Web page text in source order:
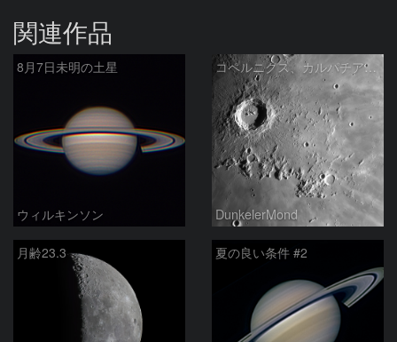
関連作品
8月7日未明の土星
ウィルキンソン
コペルニクス、カルパチア山脈付近
DunkelerMond
月齢23.3 夏の良い条件 #2